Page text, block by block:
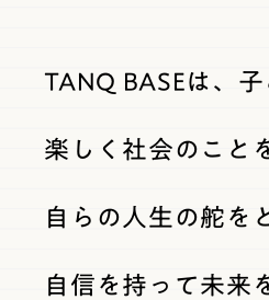
推薦・総合
まずは無料
TANQ BASEは、
楽しく社会のこと
自らの人生の舵を
自信を持って未来